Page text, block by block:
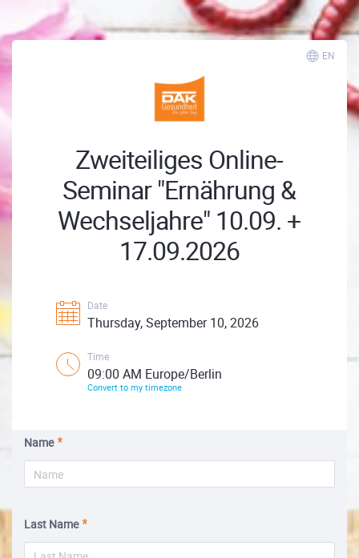
EN
Zweiteiliges Online-
Seminar "Ernährung &
Wechseljahre" 10.09. +
17.09.2026
Date
Thursday, September 10, 2026
Time
09:00 AM Europe/Berlin
Convert to my timezone
Name
Last Name